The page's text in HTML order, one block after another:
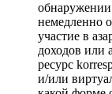
немедленно
участие в
доходов или
ресурс
и/или